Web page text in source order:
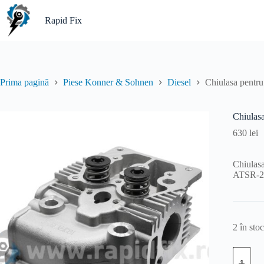
Sari
conținut
Rapid Fix
Prima pagină Piese Konner & Sohnen Diesel Chiulasa
630 lei
ATSR-
2 în stoc
Cantitate
Chiulasa